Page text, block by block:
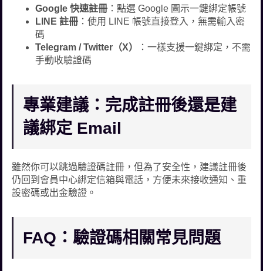
Google 快速註冊 ：點選 Google 圖示一鍵綁定帳號
LINE 註冊 ：使用 LINE 帳號直接登入，無需輸入密
碼
Telegram / Twitter（X）
：一樣支援一鍵綁定，不需
手動收驗證碼
專業建議：完成註冊後還是建
議綁定 Email
雖然你可以跳過驗證碼註冊，但為了安全性，建議註冊後
仍回到會員中心綁定信箱與電話，方便未來接收通知、重
設密碼或出金驗證。
FAQ：驗證碼相關常見問題